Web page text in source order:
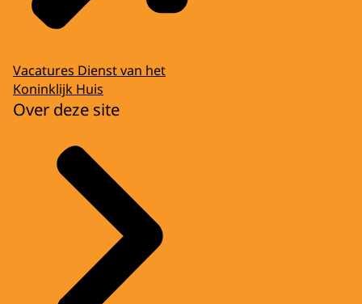
Vacatures Dienst van het
Koninklijk Huis
Over deze site